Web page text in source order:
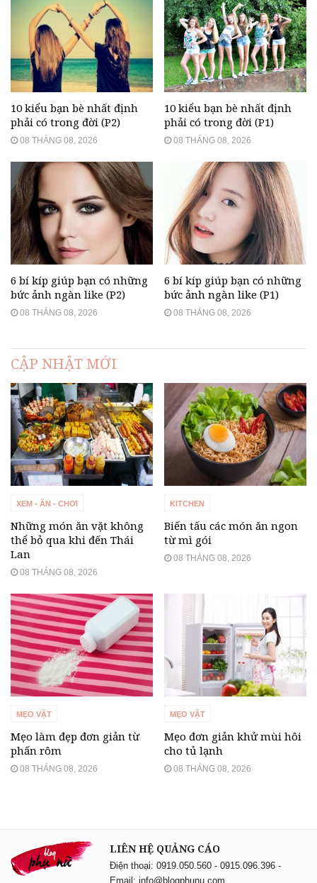
10 kiểu bạn bè nhất định
phải có trong đời (P2)
08 THÁNG 08, 2026
10 kiểu bạn bè nhất định
phải có trong đời (P1)
08 THÁNG 08, 2026
6 bí kíp giúp bạn có những
bức ảnh ngàn like (P2)
08 THÁNG 08, 2026
6 bí kíp giúp bạn có những
bức ảnh ngàn like (P1)
08 THÁNG 08, 2026
CẬP NHẬT MỚI
XEM - ĂN - CHƠI
Những món ăn vặt không
thể bỏ qua khi đến Thái
Lan
08 THÁNG 08, 2026
KITCHEN
Biến tấu các món ăn ngon
từ mì gói
08 THÁNG 08, 2026
MẸO VẶT
Mẹo làm đẹp đơn giản từ
phấn rôm
08 THÁNG 08, 2026
MẸO VẶT
Mẹo đơn giản khử mùi hôi
cho tủ lạnh
08 THÁNG 08, 2026
LIÊN HỆ QUẢNG CÁO
Điện thoại: 0919.050.560 - 0915.096.396 -
Email: info@blogphunu.com